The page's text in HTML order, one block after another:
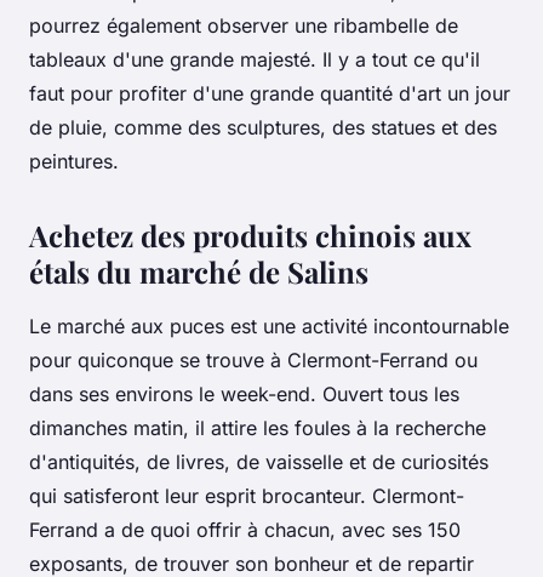
pourrez également observer une ribambelle de
tableaux d'une grande majesté. Il y a tout ce qu'il
faut pour profiter d'une grande quantité d'art un jour
de pluie, comme des sculptures, des statues et des
peintures.
Achetez des produits chinois aux
étals du marché de Salins
Le marché aux puces est une activité incontournable
pour quiconque se trouve à Clermont-Ferrand ou
dans ses environs le week-end. Ouvert tous les
dimanches matin, il attire les foules à la recherche
d'antiquités, de livres, de vaisselle et de curiosités
qui satisferont leur esprit brocanteur. Clermont-
Ferrand a de quoi offrir à chacun, avec ses 150
exposants, de trouver son bonheur et de repartir